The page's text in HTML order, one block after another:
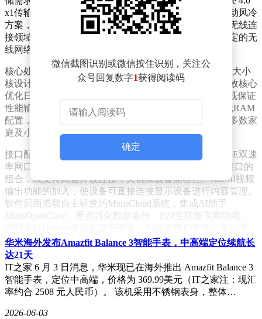
x1传输标准，有效提升数据读写效率。散热系统采用主动风冷
方案，通过智能温控风扇确保设备长时间稳定运行。在无线连
接领域，该产品率先支持Wi-Fi 7技术，为用户提供更稳定的无
线网络体验。
核心处理器选用6核心Wildcat Lake架构芯片，采用2+4的大小
核设计，其中2个高性能核心负责处理复杂任务，4个能效核心
优化日常使用功耗。整机功耗控制在15W至35W区间，既保证
性能输出又兼顾能源效率。内存方面提供最大16GB板载RAM
配置，虽然采用集成式设计无法后期升级，但已能满足多数家
庭及小型办公场景需求。
接口配置充分体现多功能特性，机身配备10GbE与2.5GbE双速
率网口，满足不同网络环境需求。USB4接口与USB-A接口的
组合，既支持高速外设连接，又确保设备兼容性。HDMI视频
输出功能的加入，使设备可直接连接显示设备进行内容管理。
软件层面搭载自主研发的MinisCloud系统，集成AI助手
MinisOpenClaw，重点强化数据备份、P2P互联等实用功能，
微信截图识别或微信按住识别，关注公
众号回复数字1获得阅读码
确定
华米海外发布Amazfit Balance 3智能手表，中高端定位续航长
达21天
IT之家 6 月 3 日消息，华米现已在海外推出 Amazfit Balance 3
智能手表，定位中高端，价格为 369.99美元（IT之家注：现汇
率约合 2508 元人民币）。 该机采用不锈钢表身，整体…
2026-06-03